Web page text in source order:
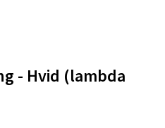
- Hvid (lambda